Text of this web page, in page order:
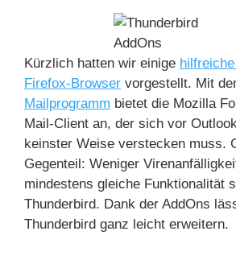
Kürzlich hatten wir einige
Firefox-Browser vorgestellt. Mit
Mailprogramm bietet die Mozilla
Mail-Client an, der sich vor
keinster Weise verstecken muss.
Gegenteil: Weniger
mindestens gleiche Funktionalität
Thunderbird. Dank der AddOns
Thunderbird ganz leicht erweitern.